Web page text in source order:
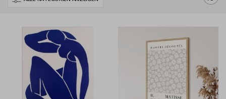
von Eleganz verleihen möchten, bringen diese Drucke Matisses
Erhältlich in verschiedenen Größen, sind unsere hochwertigen
Poster auf Premium-Materialien gedruckt, um die kräftigen Formen
und intensiven Farben von Matisses ikonischen Werken
einzufangen. Von abstrakten Formen bis hin zu komplexen
Kompositionen – jedes Stück bringt ein Stück französisches
Kulturerbe in Ihre Räume.